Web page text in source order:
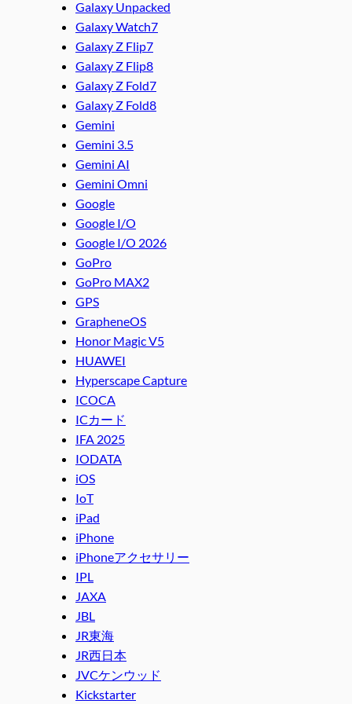
Galaxy Unpacked
Galaxy Watch7
Galaxy Z Flip7
Galaxy Z Flip8
Galaxy Z Fold7
Galaxy Z Fold8
Gemini
Gemini 3.5
Gemini AI
Gemini Omni
Google
Google I/O
Google I/O 2026
GoPro
GoPro MAX2
GPS
GrapheneOS
Honor Magic V5
HUAWEI
Hyperscape Capture
ICOCA
ICカード
IFA 2025
IODATA
iOS
IoT
iPad
iPhone
iPhoneアクセサリー
IPL
JAXA
JBL
JR東海
JR西日本
JVCケンウッド
Kickstarter